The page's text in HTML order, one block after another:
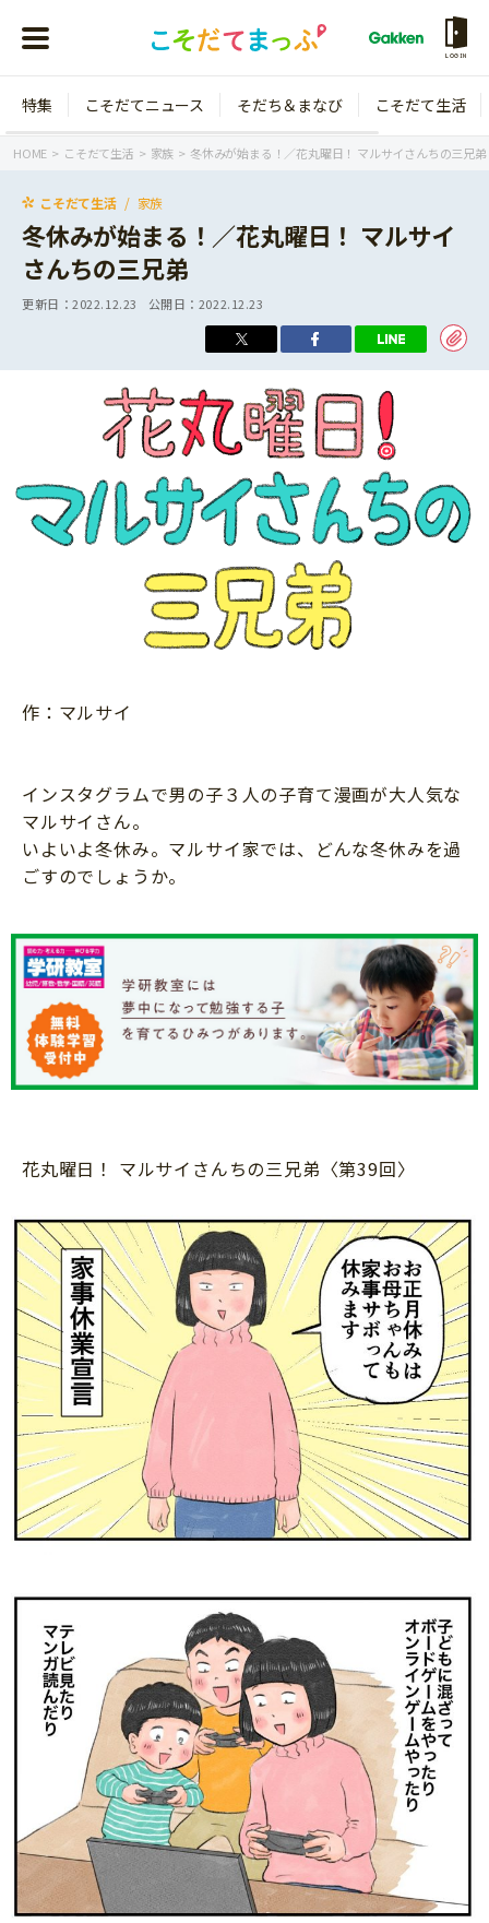
LOGIN
年齢から探す
1歳
年中
年長
小学1年生
小学2年生
小学3年生
小学4年生
小学5年生
小学6年生
こそだてニュース
イベント
ニュース
そだち＆まなび
ワーク・ドリル
科学・プログラミング
絵本・読み聞かせ
読書感想文
本・読書
運動・あそび・ゲーム
習い事
知育
こそだて生活
ファッション・美容
行事・イベント
おでかけ
家族
料理
マネー
健康
こそだてマンガ
「こそだてまっぷ」とは
サイトのご利⽤にあたって
個⼈情報について
特集 こそだてニュース そだち＆まなび こそだて生活
HOME こそだて生活 家族 冬休みが始まる！／花丸曜日！ マルサイさんちの三兄弟
こそだて生活 家族
冬休みが始まる！／花丸曜日！ マルサイ
さんちの三兄弟
更新日：2022.12.23 公開日： 2022.12.23
作：マルサイ
インスタグラムで男の子３人の子育て漫画が大人気な
マルサイさん。
いよいよ冬休み。マルサイ家では、どんな冬休みを過
ごすのでしょうか。
花丸曜日！ マルサイさんちの三兄弟〈第39回〉